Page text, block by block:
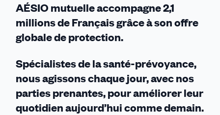
AÉSIO mutuelle accompagne 2,1
millions de Français grâce à son offre
globale de protection.
Spécialistes de la santé-prévoyance,
nous agissons chaque jour, avec nos
parties prenantes, pour améliorer leur
quotidien aujourd’hui comme demain.